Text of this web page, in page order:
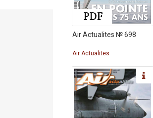
Air Actualites № 698
Air Actualites